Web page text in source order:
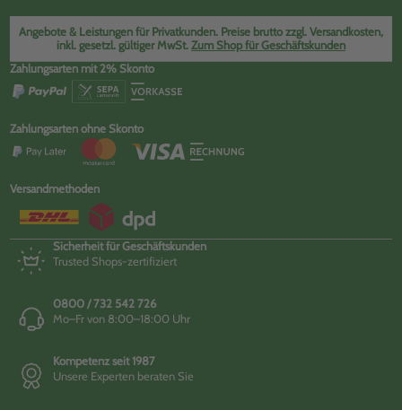
Angebote & Leistungen für Privatkunden. Preise brutto zzgl. Versandkosten,
inkl. gesetzl. gültiger MwSt. Zum Shop für Geschäftskunden
Zahlungsarten mit 2% Skonto
Zahlungsarten ohne Skonto
Versandmethoden
Sicherheit für Geschäftskunden
Trusted Shops-zertifiziert
0800 / 732 542 726
Mo–Fr von 8:00–18:00 Uhr
Kompetenz seit 1987
Unsere Experten beraten Sie